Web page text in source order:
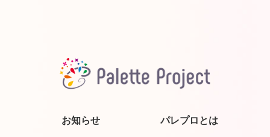
お知らせ パレプロとは